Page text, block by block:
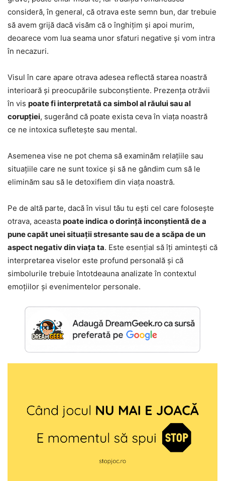
consideră, în general, că otrava este semn bun, dar trebuie
să avem grijă dacă visăm că o înghițim și apoi murim,
deoarece vom lua seama unor sfaturi negative și vom intra
în necazuri.
Visul în care apare otrava adesea reflectă starea noastră
interioară și preocupările subconștiente. Prezența otrăvii
în vis poate fi interpretată ca simbol al răului sau al
corupției, sugerând că poate exista ceva în viața noastră
ce ne intoxica sufletește sau mental.
Asemenea vise ne pot chema să examinăm relațiile sau
situațiile care ne sunt toxice și să ne gândim cum să le
eliminăm sau să le detoxifiem din viața noastră.
Pe de altă parte, dacă în visul tău tu ești cel care folosește
otrava, aceasta poate indica o dorință inconștientă de a
pune capăt unei situații stresante sau de a scăpa de un
aspect negativ din viața ta. Este esențial să îți amintești că
interpretarea viselor este profund personală și că
simbolurile trebuie întotdeauna analizate în contextul
emoțiilor și evenimentelor personale.